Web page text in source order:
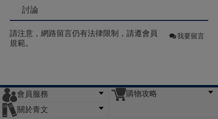
討論
請注意，網路留言仍有法律限制，請遵會員
規範。
我要留言
會員服務
會員辦法
客服信箱
隱私條款
網站導覽
購物攻略
關於青文